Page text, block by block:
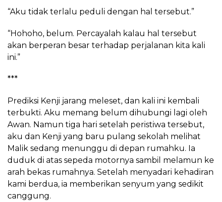
“Aku tidak terlalu peduli dengan hal tersebut.”
“Hohoho, belum. Percayalah kalau hal tersebut
akan berperan besar terhadap perjalanan kita kali
ini.”
***
Prediksi Kenji jarang meleset, dan kali ini kembali
terbukti. Aku memang belum dihubungi lagi oleh
Awan. Namun tiga hari setelah peristiwa tersebut,
aku dan Kenji yang baru pulang sekolah melihat
Malik sedang menunggu di depan rumahku. Ia
duduk di atas sepeda motornya sambil melamun ke
arah bekas rumahnya. Setelah menyadari kehadiran
kami berdua, ia memberikan senyum yang sedikit
canggung.